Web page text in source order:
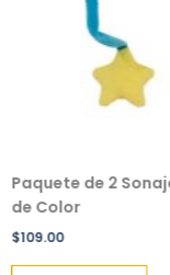
Paquete de 2
de Color
$109.00